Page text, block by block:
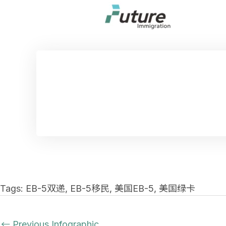
Tags: EB-5双递, EB-5移民, 美国EB-5, 美国绿卡